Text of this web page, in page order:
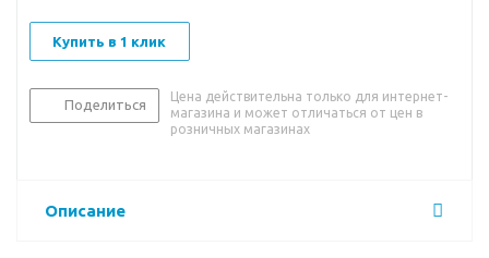
Купить в 1 клик
Поделиться
Цена действительна только для интернет-
магазина и может отличаться от цен в
розничных магазинах
Описание